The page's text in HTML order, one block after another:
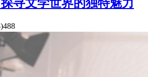
寻文学世界的独特魅力
488